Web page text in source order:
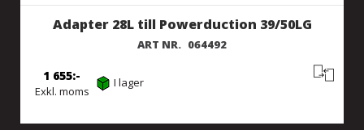
Adapter 28L till Powerduction 39/50LG
ART NR. 064492
Exkl. moms
1 655 I lager